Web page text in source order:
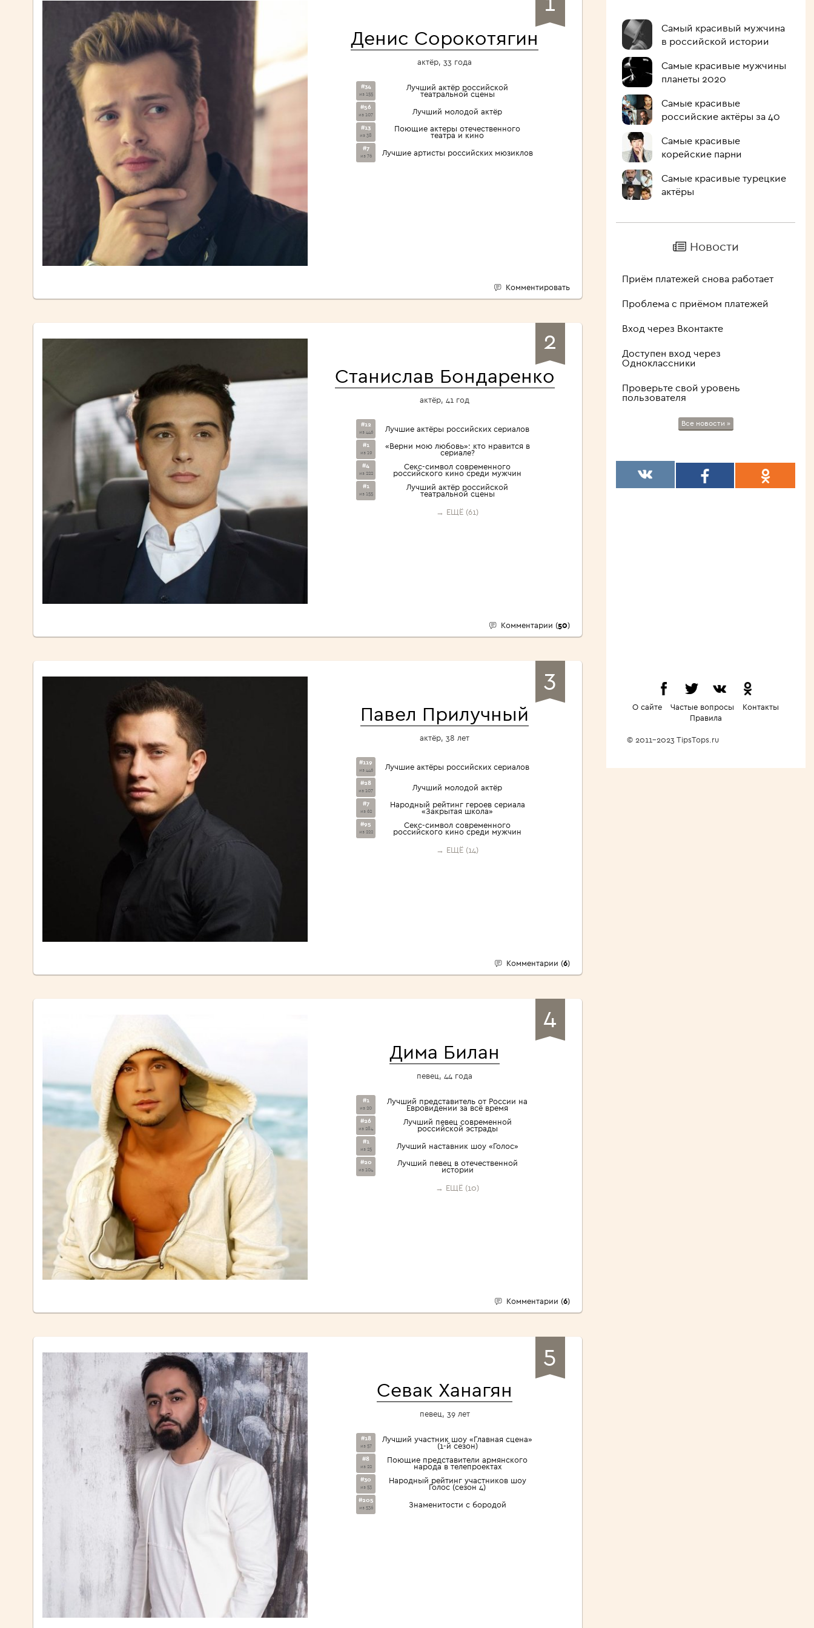
Денис Сорокотягин
актёр, 33 года
#34
из 155
Лучший актёр российской
театральной сцены
#56
из 107 Лучший молодой актёр
#13
из 38
Поющие актеры отечественного
театра и кино
#7
из 76 Лучшие артисты российских мюзиклов
Комментировать
2
Станислав Бондаренко
актёр, 41 год
#12
из 446 Лучшие актёры российских сериалов
#1
из 19
«Верни мою любовь»: кто нравится в
сериале?
#4
из 222
Секс-символ современного
российского кино среди мужчин
#1
из 155
Лучший актёр российской
театральной сцены
→ ЕЩЁ (61)
Комментарии (50)
3
Павел Прилучный
актёр, 38 лет
#119
из 446 Лучшие актёры российских сериалов
#28
из 107 Лучший молодой актёр
#7
из 62
Народный рейтинг героев сериала
«Закрытая школа»
#95
из 222
Секс-символ современного
российского кино среди мужчин
→ ЕЩЁ (14)
Комментарии (6)
4
Дима Билан
певец, 44 года
#1
из 20
Лучший представитель от России на
Евровидении за всё время
#26
из 284
Лучший певец современной
российской эстрады
#1
из 25 Лучший наставник шоу «Голос»
#20
из 104
Лучший певец в отечественной
истории
→ ЕЩЁ (10)
Комментарии (6)
5
Севак Ханагян
певец, 39 лет
#18
из 57
Лучший участник шоу «Главная сцена»
(1-й сезон)
#8
из 22
Поющие представители армянского
народа в телепроектах
#30
из 53
Народный рейтинг участников шоу
Голос (сезон 4)
#205
из 536 Знаменитости с бородой
Самый красивый мужчина
в российской истории
Самые красивые мужчины
планеты 2020
Самые красивые
российские актёры за 40
Самые красивые
корейские парни
Самые красивые турецкие
актёры
Новости
Приём платежей снова работает
Проблема с приёмом платежей
Вход через Вконтакте
Доступен вход через
Одноклассники
Проверьте свой уровень
пользователя
Все новости »
О сайте Частые вопросы
Контакты
Правила
© 2011-2023 TipsTops.ru